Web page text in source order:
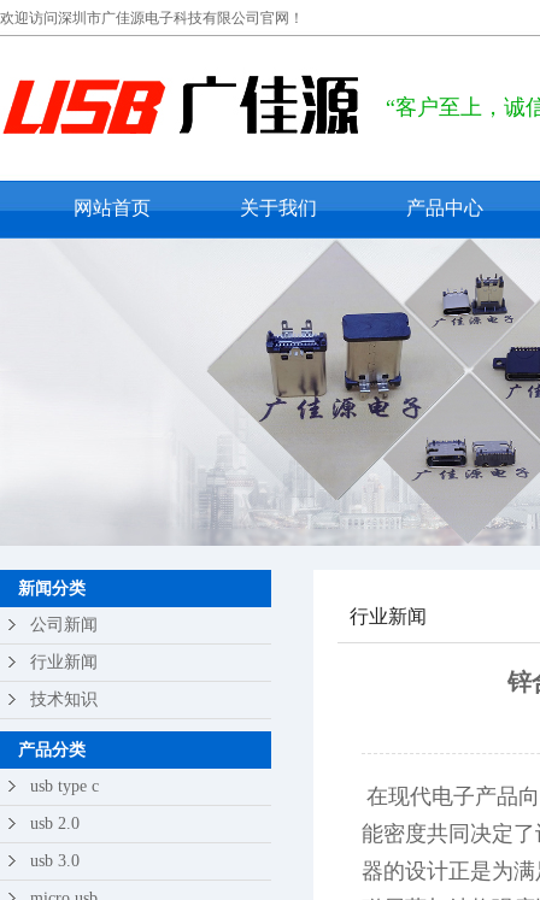
欢迎访问深圳市广佳源电子科技有限公司官网！
“客户至上，诚
网站首页 关于我们
公司概况
联系我们
在线留言
产品中心
usb type c
usb 2.0
usb 3.0
micro usb
mini usb
防水usb接口
轻触开关
新闻分类
公司新闻
行业新闻
技术知识
产品分类
usb type c
usb 2.0
usb 3.0
行业新闻
锌
在现代电子产品
能密度共同决定
器的设计正是为